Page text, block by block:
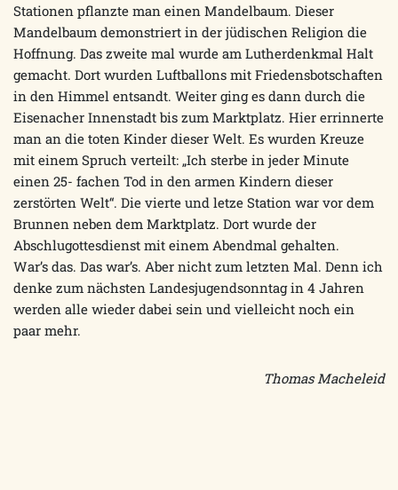
Stationen pflanzte man einen Mandelbaum. Dieser
Mandelbaum demonstriert in der jüdischen Religion die
Hoffnung. Das zweite mal wurde am Lutherdenkmal Halt
gemacht. Dort wurden Luftballons mit Friedensbotschaften
in den Himmel entsandt. Weiter ging es dann durch die
Eisenacher Innenstadt bis zum Marktplatz. Hier errinnerte
man an die toten Kinder dieser Welt. Es wurden Kreuze
mit einem Spruch verteilt: „Ich sterbe in jeder Minute
einen 25- fachen Tod in den armen Kindern dieser
zerstörten Welt“. Die vierte und letze Station war vor dem
Brunnen neben dem Marktplatz. Dort wurde der
Abschlugottesdienst mit einem Abendmal gehalten.
War’s das. Das war’s. Aber nicht zum letzten Mal. Denn ich
denke zum nächsten Landesjugendsonntag in 4 Jahren
werden alle wieder dabei sein und vielleicht noch ein
paar mehr.
Thomas Macheleid